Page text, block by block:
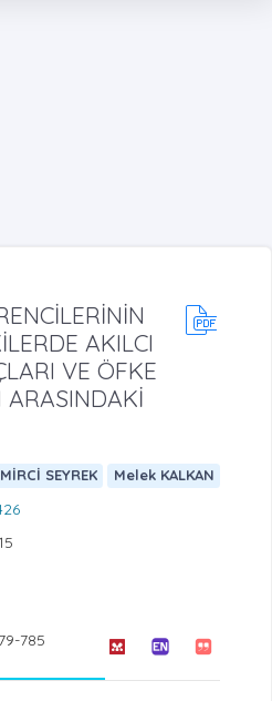
AKILCI
VE ÖFKE
ARASINDAKİ
SEYREK Melek KALKAN
785